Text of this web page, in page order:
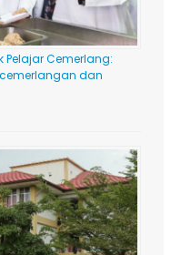
Pelajar Cemerlang:
dan